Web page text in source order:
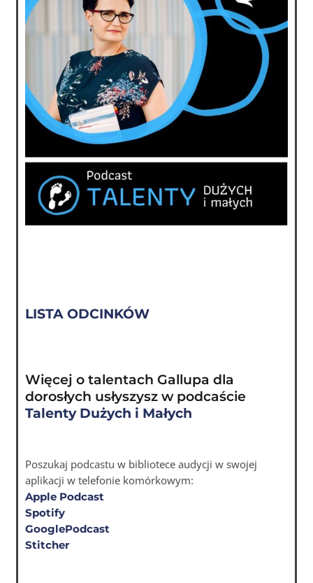
LISTA ODCINKÓW
Więcej o talentach Gallupa dla
dorosłych usłyszysz w podcaście
Talenty Dużych i Małych
Poszukaj podcastu w bibliotece audycji w swojej
aplikacji w telefonie komórkowym:
Apple Podcast
Spotify
GooglePodcast
Stitcher